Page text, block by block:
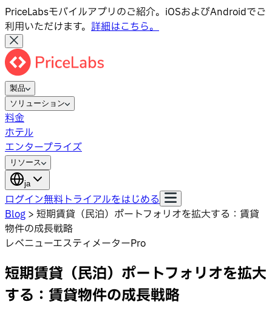
PriceLabsモバイルアプリのご紹介。iOSおよびAndroidでご
利用いただけます。 詳細はこちら。
製品
ソリューション
料金
ホテル
エンタープライズ
リソース
ja
ログイン無料トライアルをはじめる
Blog > 短期賃貸（民泊）ポートフォリオを拡大する：賃貸
物件の成長戦略
レベニューエスティメーターPro
短期賃貸（民泊）ポートフォリオを拡大
する：賃貸物件の成長戦略